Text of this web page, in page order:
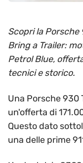
Scopri la Porsche
Bring a Trailer:
Petrol Blue,
tecnici e storico.
Una Porsche 930
un'offerta di
Questo dato
una delle prime